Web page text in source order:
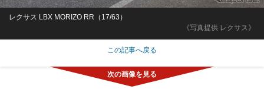
《写真提供 レクサス》
レクサス LBX MORIZO RR（17/63）
この記事へ戻る